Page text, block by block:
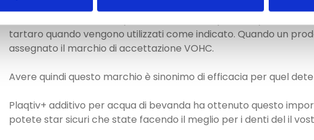
tartaro quando vengono utilizzati come indicato. Quando un
assegnato il marchio di accettazione VOHC.
Avere quindi questo marchio è sinonimo di efficacia per quel
Plaqtiv+ additivo per acqua di bevanda ha ottenuto questo
potete star sicuri che state facendo il meglio per i denti del il